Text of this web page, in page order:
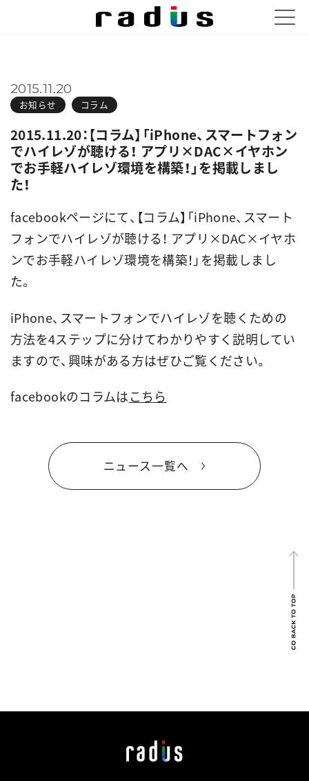
お知らせ コラム
2015.11.20
2015.11.20：【コラム】「iPhone、スマートフォン
でハイレゾが聴ける！ アプリ×DAC×イヤホン
でお手軽ハイレゾ環境を構築！」を掲載しまし
た！
facebookページにて、【コラム】「iPhone、スマート
フォンでハイレゾが聴ける！ アプリ×DAC×イヤホ
ンでお手軽ハイレゾ環境を構築！」を掲載しまし
た。
iPhone、スマートフォンでハイレゾを聴くための
方法を4ステップに分けてわかりやすく説明してい
ますので、興味がある方はぜひご覧ください。
facebookのコラムはこちら
ニュース一覧へ